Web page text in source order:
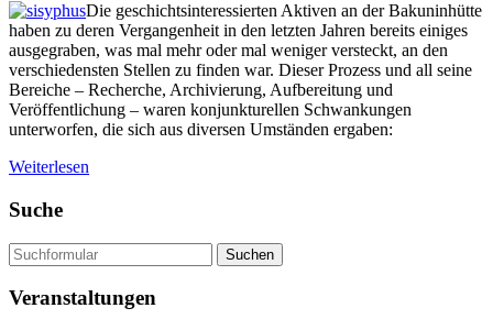
Die geschichtsinteressierten Aktiven an der Bakuninhütte
haben zu deren Vergangenheit in den letzten Jahren bereits einiges
ausgegraben, was mal mehr oder mal weniger versteckt, an den
verschiedensten Stellen zu finden war. Dieser Prozess und all seine
Bereiche – Recherche, Archivierung, Aufbereitung und
Veröffentlichung – waren konjunkturellen Schwankungen
unterworfen, die sich aus diversen Umständen ergaben:
Weiterlesen
Suche
Suchen
Veranstaltungen